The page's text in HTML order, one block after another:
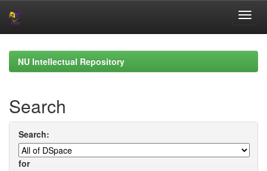
navigationNU Intellectual Repository
Search
Search:
for